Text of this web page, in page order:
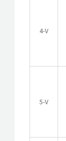
4-V
5-V